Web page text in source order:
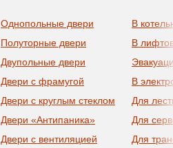
Однопольные двери
Полуторные двери
Двупольные двери
Двери с фрамугой
Двери с круглым стеклом
Двери «Антипаника»
Двери с вентиляцией
В
В
В
Для
Для
Для